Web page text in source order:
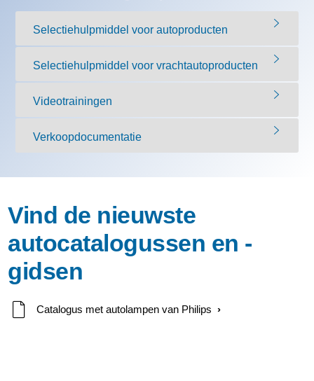
Selectiehulpmiddel voor autoproducten
Selectiehulpmiddel voor vrachtautoproducten
Videotrainingen
Verkoopdocumentatie
Vind de nieuwste
autocatalogussen en -
gidsen
Catalogus met autolampen van Philips